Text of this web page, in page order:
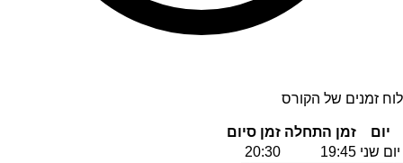
לוח זמנים של הקורס
יום זמן התחלה זמן סיום
יום שני 19:45
20:30